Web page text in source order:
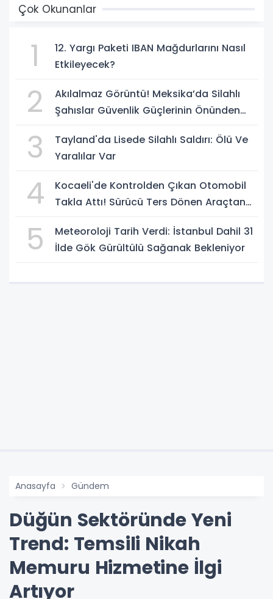
Çok Okunanlar
1
12. Yargı Paketi IBAN Mağdurlarını Nasıl
Etkileyecek?
2
Akılalmaz Görüntü! Meksika’da Silahlı
Şahıslar Güvenlik Güçlerinin Önünden
3
Tayland'da Lisede Silahlı Saldırı: Ölü Ve
Yaralılar Var
4
Kocaeli'de Kontrolden Çıkan Otomobil
Takla Attı! Sürücü Ters Dönen Araçtan
5
Meteoroloji Tarih Verdi: İstanbul Dahil 31
İlde Gök Gürültülü Sağanak Bekleniyor
Anasayfa Gündem
Düğün Sektöründe Yeni
Trend: Temsili Nikah
Memuru Hizmetine İlgi
Artıyor